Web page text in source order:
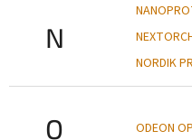
N
NORDIK
O ODEON